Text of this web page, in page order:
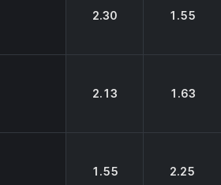
2.30 1.55
2.13 1.63
1.55 2.25